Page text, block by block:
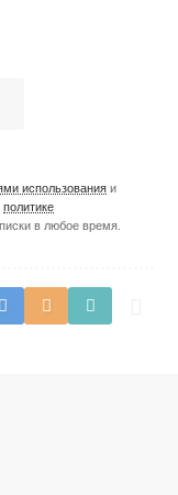
использования и
политике
в любое время.